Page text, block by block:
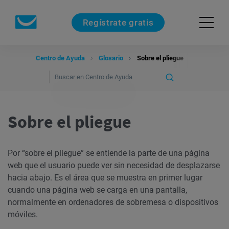
Regístrate gratis
Centro de Ayuda Glosario Sobre el pliegue
Sobre el pliegue
Por “sobre el pliegue” se entiende la parte de una página
web que el usuario puede ver sin necesidad de desplazarse
hacia abajo. Es el área que se muestra en primer lugar
cuando una página web se carga en una pantalla,
normalmente en ordenadores de sobremesa o dispositivos
móviles.